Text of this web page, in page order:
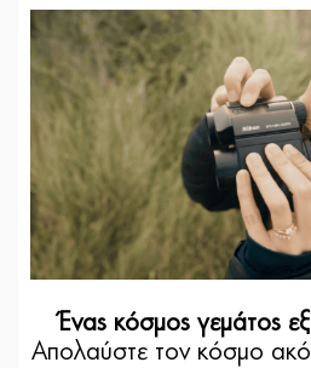
Ένας κόσμος γεμάτος
Απολαύστε τον κόσμο